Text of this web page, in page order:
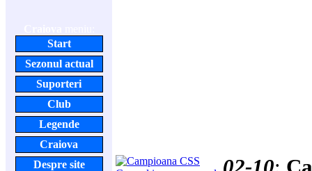
Start
Sezonul actual
Suporteri
Club
Legende
Craiova
Despre site